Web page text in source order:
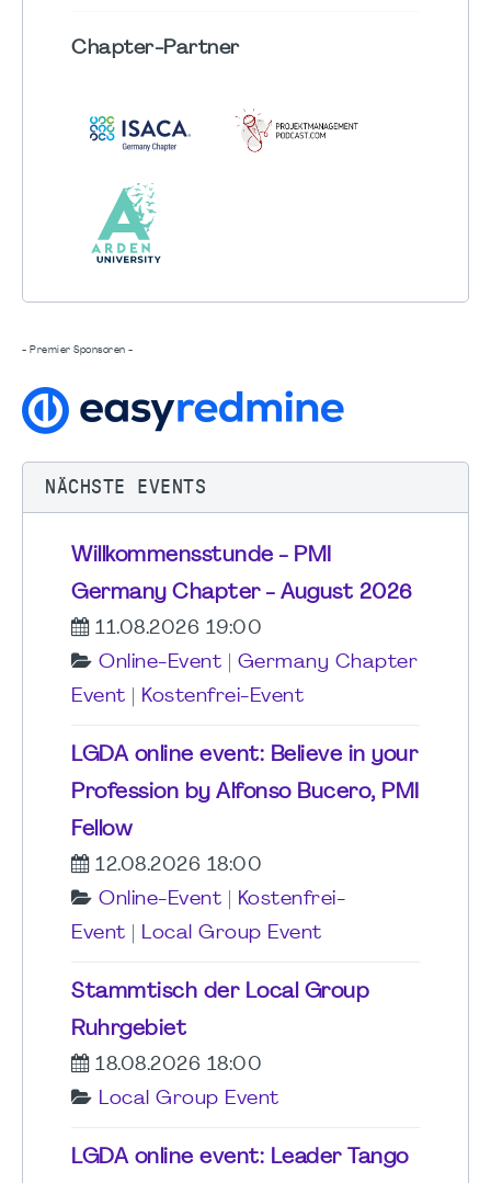
Chapter-Partner
- Premier Sponsoren -
NÄCHSTE EVENTS
Willkommensstunde - PMI
Germany Chapter - August 2026
11.08.2026 19:00
Online-Event
Germany Chapter
Event
Kostenfrei-Event
LGDA online event: Believe in your
Profession by Alfonso Bucero, PMI
Fellow
12.08.2026 18:00
Online-Event
Kostenfrei-
Event
Local Group Event
Stammtisch der Local Group
Ruhrgebiet
18.08.2026 18:00
Local Group Event
LGDA online event: Leader Tango